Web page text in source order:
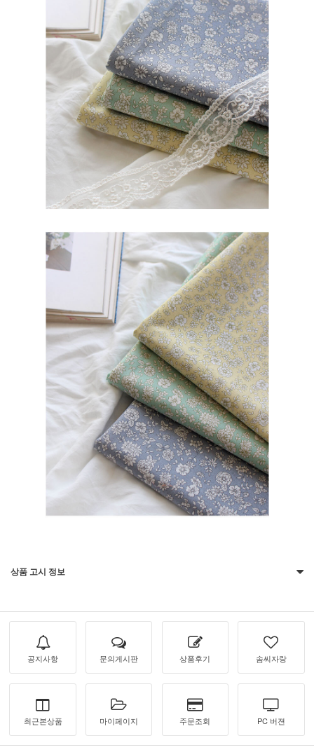
상품 고시 정보
공지사항 문의게시판 상품후기 솜씨자랑
최근본상품 마이페이지 주문조회 PC 버젼